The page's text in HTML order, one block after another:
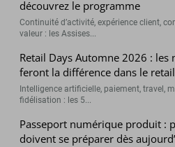
découvrez le programme
Continuité d’activité, expérience client,
valeur : les Assises...
Retail Days Automne 2026 : les
feront la différence dans le retail
Intelligence artificielle, paiement, travel,
fidélisation : les 5...
Passeport numérique produit :
doivent se préparer dès